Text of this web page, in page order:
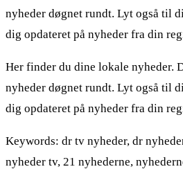
nyheder døgnet rundt. Lyt også til
dig opdateret på nyheder fra din
Her finder du dine lokale nyheder.
nyheder døgnet rundt. Lyt også til
dig opdateret på nyheder fra din
Keywords: dr tv nyheder, dr
nyheder tv, 21 nyhederne,